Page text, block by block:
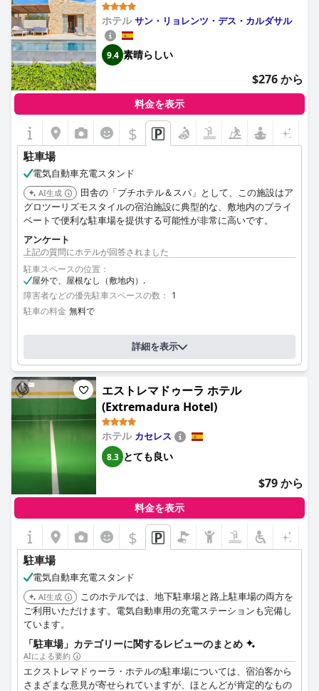
ホテルサン・リョレンツ・デス・カルダサル
9.4 素晴らしい
$276 から
料金を表示
$
駐車場
電気自動車充電スタンド
AI生成
田舎の「プチホテル＆スパ」として、この施設はア
グロツーリズモスタイルの宿泊施設に典型的な、敷地内のプライ
ベートで便利な駐車場を提供する可能性が非常に高いです。
アンケート
上記の質問にホテルが回答されました
駐車スペースの位置：
屋外で、屋根なし（敷地内）.
障害者などの優先駐車スペースの数： 1
駐車の料金 無料で
詳細を表示
エストレマドゥーラ ホテル
(Extremadura Hotel)
ホテル カセレス
8.3 とても良い
$79 から
料金を表示
$
駐車場
電気自動車充電スタンド
AI生成
このホテルでは、地下駐車場と路上駐車場の両方を
ご利用いただけます。電気自動車用の充電ステーションも完備し
ています。
「駐車場」カテゴリーに関するレビューのまとめ
AIによる要約
エクストレマドゥーラ・ホテルの駐車場については、宿泊客から
さまざまな意見が寄せられていますが、ほとんどが肯定的なもの